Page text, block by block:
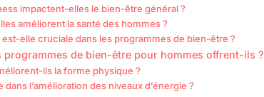
impactent-elles le bien-être général ?
améliorent la santé des hommes ?
elle cruciale dans les programmes de bien-être ?
programmes de bien-être pour hommes offrent-ils ?
ils la forme physique ?
l’amélioration des niveaux d’énergie ?